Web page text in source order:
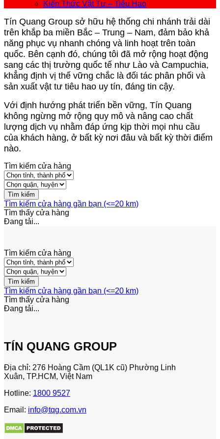
Kiến Thức Vật Tư – Tiêu Hao
Tín Quang Group sở hữu hệ thống chi nhánh trải dài
trên khắp ba miền Bắc – Trung – Nam, đảm bảo khả
năng phục vụ nhanh chóng và linh hoạt trên toàn
quốc. Bên cạnh đó, chúng tôi đã mở rộng hoạt động
sang các thị trường quốc tế như Lào và Campuchia,
khẳng định vị thế vững chắc là đối tác phân phối và
sản xuất vật tư tiêu hao uy tín, đáng tin cậy.
Với định hướng phát triển bền vững, Tín Quang
không ngừng mở rộng quy mô và nâng cao chất
lượng dịch vụ nhằm đáp ứng kịp thời mọi nhu cầu
của khách hàng, ở bất kỳ nơi đâu và bất kỳ thời điểm
nào.
Tìm kiếm cửa hàng
Tìm kiếm cửa hàng gần bạn (<=20 km)
Tìm thấy cửa hàng
Đang tải...
Tìm kiếm cửa hàng
Tìm kiếm cửa hàng gần bạn (<=20 km)
Tìm thấy cửa hàng
Đang tải...
TÍN QUANG GROUP
Địa chỉ: 276 Hoàng Cầm (QL1K cũ) Phường Linh
Xuân, TP.HCM, Việt Nam
Hotline: 1800 9527
Email: info@tqg.com.vn